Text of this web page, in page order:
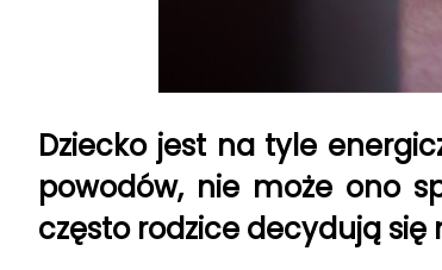
Dziecko jest na tyle
powodów, nie może ono
często rodzice decydują